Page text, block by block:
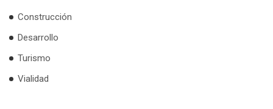
Construcción
Desarrollo
Turismo
Vialidad